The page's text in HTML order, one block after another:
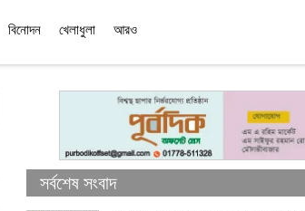
বিনোদন খেলাধুলা আরও
সর্বশেষ সংবাদ